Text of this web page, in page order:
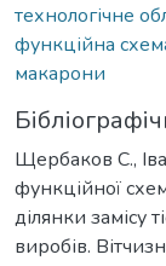
технологічне
функційна
макарони
Щербаков С.,
функційної
ділянки замісу
виробів.